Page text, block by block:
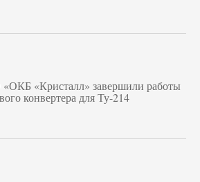
«Кристалл» завершили работы
конвертера для Ту-214